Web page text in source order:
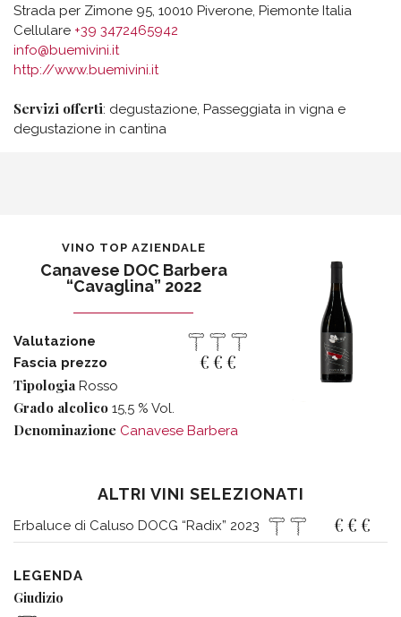
Strada per Zimone 95, 10010 Piverone, Piemonte Italia
Cellulare +39 3472465942
info@buemivini.it
http://www.buemivini.it
Servizi offerti: degustazione, Passeggiata in vigna e
degustazione in cantina
VINO TOP AZIENDALE
Canavese DOC Barbera
“Cavaglina” 2022
Valutazione
Fascia prezzo
€€€
Tipologia Rosso
Grado alcolico 15,5 % Vol.
Denominazione Canavese Barbera
ALTRI VINI SELEZIONATI
Erbaluce di Caluso DOCG “Radix” 2023 €€€
LEGENDA
Giudizio